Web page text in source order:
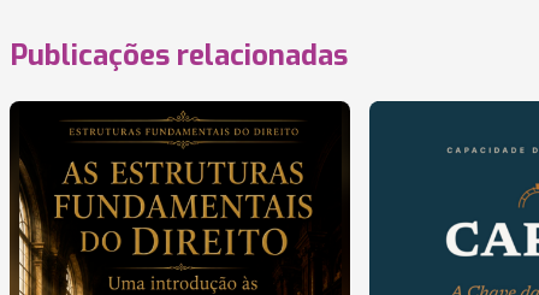
Publicações relacionadas